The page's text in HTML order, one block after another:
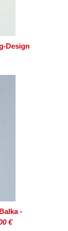
Design
-
€